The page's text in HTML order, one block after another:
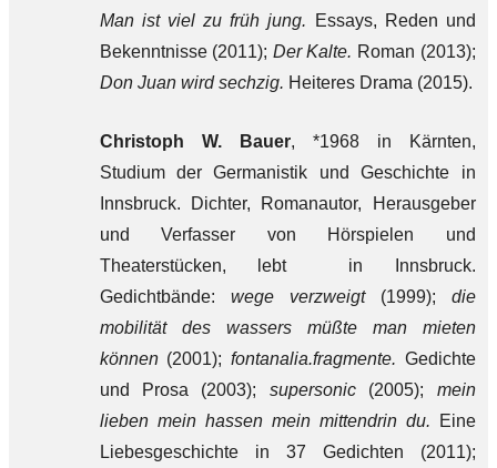
Man ist viel zu früh jung.
Essays, Reden und
Bekenntnisse (2011); Der Kalte. Roman (2013);
Don Juan wird sechzig. Heiteres Drama (2015).
Christoph W. Bauer, *1968 in Kärnten,
Studium der Germanistik und Geschichte in
Innsbruck. Dichter, Romanautor, Herausgeber
und Verfasser von Hörspielen und
Theaterstücken, lebt in Innsbruck.
Gedichtbände: wege verzweigt (1999); die
mobilität des wassers müßte man mieten
können(2001); fontanalia.fragmente. Gedichte
und Prosa (2003); supersonic(2005); mein
lieben mein hassen mein mittendrin du.
Eine
Liebesgeschichte in 37 Gedichten (2011);